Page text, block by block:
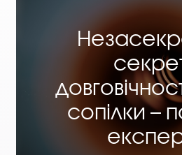
сопілки –